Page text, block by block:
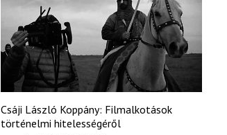
Csáji László Koppány: Filmalkotások
történelmi hitelességéről